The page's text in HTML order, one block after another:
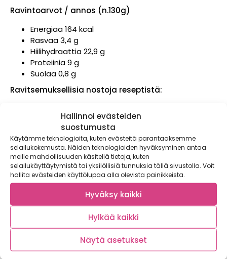
Hallinnoi evästeiden
suostumusta
Käytämme teknologioita, kuten evästeitä parantaaksemme
selailukokemusta. Näiden teknologioiden hyväksyminen antaa
meille mahdollisuuden käsitellä tietoja, kuten
selailukäyttäytymistä tai yksilöllisiä tunnuksia tällä sivustolla. Voit
hallita evästeiden käyttölupaa alla olevista painikkeista.
Hyväksy kaikki
Hylkää kaikki
Näytä asetukset
Ravintoarvot / annos (n.130g)
Energiaa 164 kcal
Rasvaa 3,4 g
Hiilihydraattia 22,9 g
Proteiinia 9 g
Suolaa 0,8 g
Ravitsemuksellisia nostoja reseptistä:
joka vastaa reilua neljäsosaa lapsen
päivittäisestä saantisuosituksesta.
Annos tyydyttää puolet lapsen päivittäisestä A-
vitamiinintarpeesta. A-vitamiinin
saantisuositus on 300 μg RE päivässä, 2-5 –
vuotiailla 350 μg RE päivässä ja 6-9 – vuotiailla
400 μg RE päivässä.
Tässä reseptissä käytettiin tuoretta ananasta.
Kypsän ananaksen lehdet irtoavat helposti.
Ruokakaupassa kannattaa kokeilla nyppäistä
keskimmäisiä hedelehtiä. Jos ne irtoavat, niin
kyseinen hedelmä on syöntikypsä. Toki tuoreen
ananaksen voi korvata ananasrenkailla.